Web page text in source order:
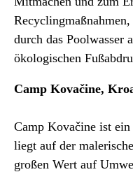
durch das Poolwasser
ökologischen
Camp Kovačine,
Camp Kovačine ist
liegt auf der
großen Wert auf